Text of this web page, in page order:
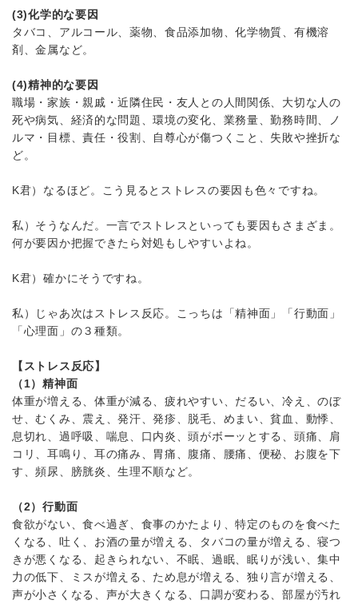
(3)化学的な要因
タバコ、アルコール、薬物、食品添加物、化学物質、有機溶
剤、金属など。
(4)精神的な要因
職場・家族・親戚・近隣住民・友人との人間関係、大切な人の
死や病気、経済的な問題、環境の変化、業務量、勤務時間、ノ
ルマ・目標、責任・役割、自尊心が傷つくこと、失敗や挫折な
ど。
K君）なるほど。こう見るとストレスの要因も色々ですね。
私）そうなんだ。一言でストレスといっても要因もさまざま。
何が要因か把握できたら対処もしやすいよね。
K君）確かにそうですね。
私）じゃあ次はストレス反応。こっちは「精神面」「行動面」
「心理面」の３種類。
【ストレス反応】
（1）精神面
体重が増える、体重が減る、疲れやすい、だるい、冷え、のぼ
せ、むくみ、震え、発汗、発疹、脱毛、めまい、貧血、動悸、
息切れ、過呼吸、喘息、口内炎、頭がボーッとする、頭痛、肩
コリ、耳鳴り、耳の痛み、胃痛、腹痛、腰痛、便秘、お腹を下
す、頻尿、膀胱炎、生理不順など。
（2）行動面
食欲がない、食べ過ぎ、食事のかたより、特定のものを食べた
くなる、吐く、お酒の量が増える、タバコの量が増える、寝つ
きが悪くなる、起きられない、不眠、過眠、眠りが浅い、集中
力の低下、ミスが増える、ため息が増える、独り言が増える、
声が小さくなる、声が大きくなる、口調が変わる、部屋が汚れ